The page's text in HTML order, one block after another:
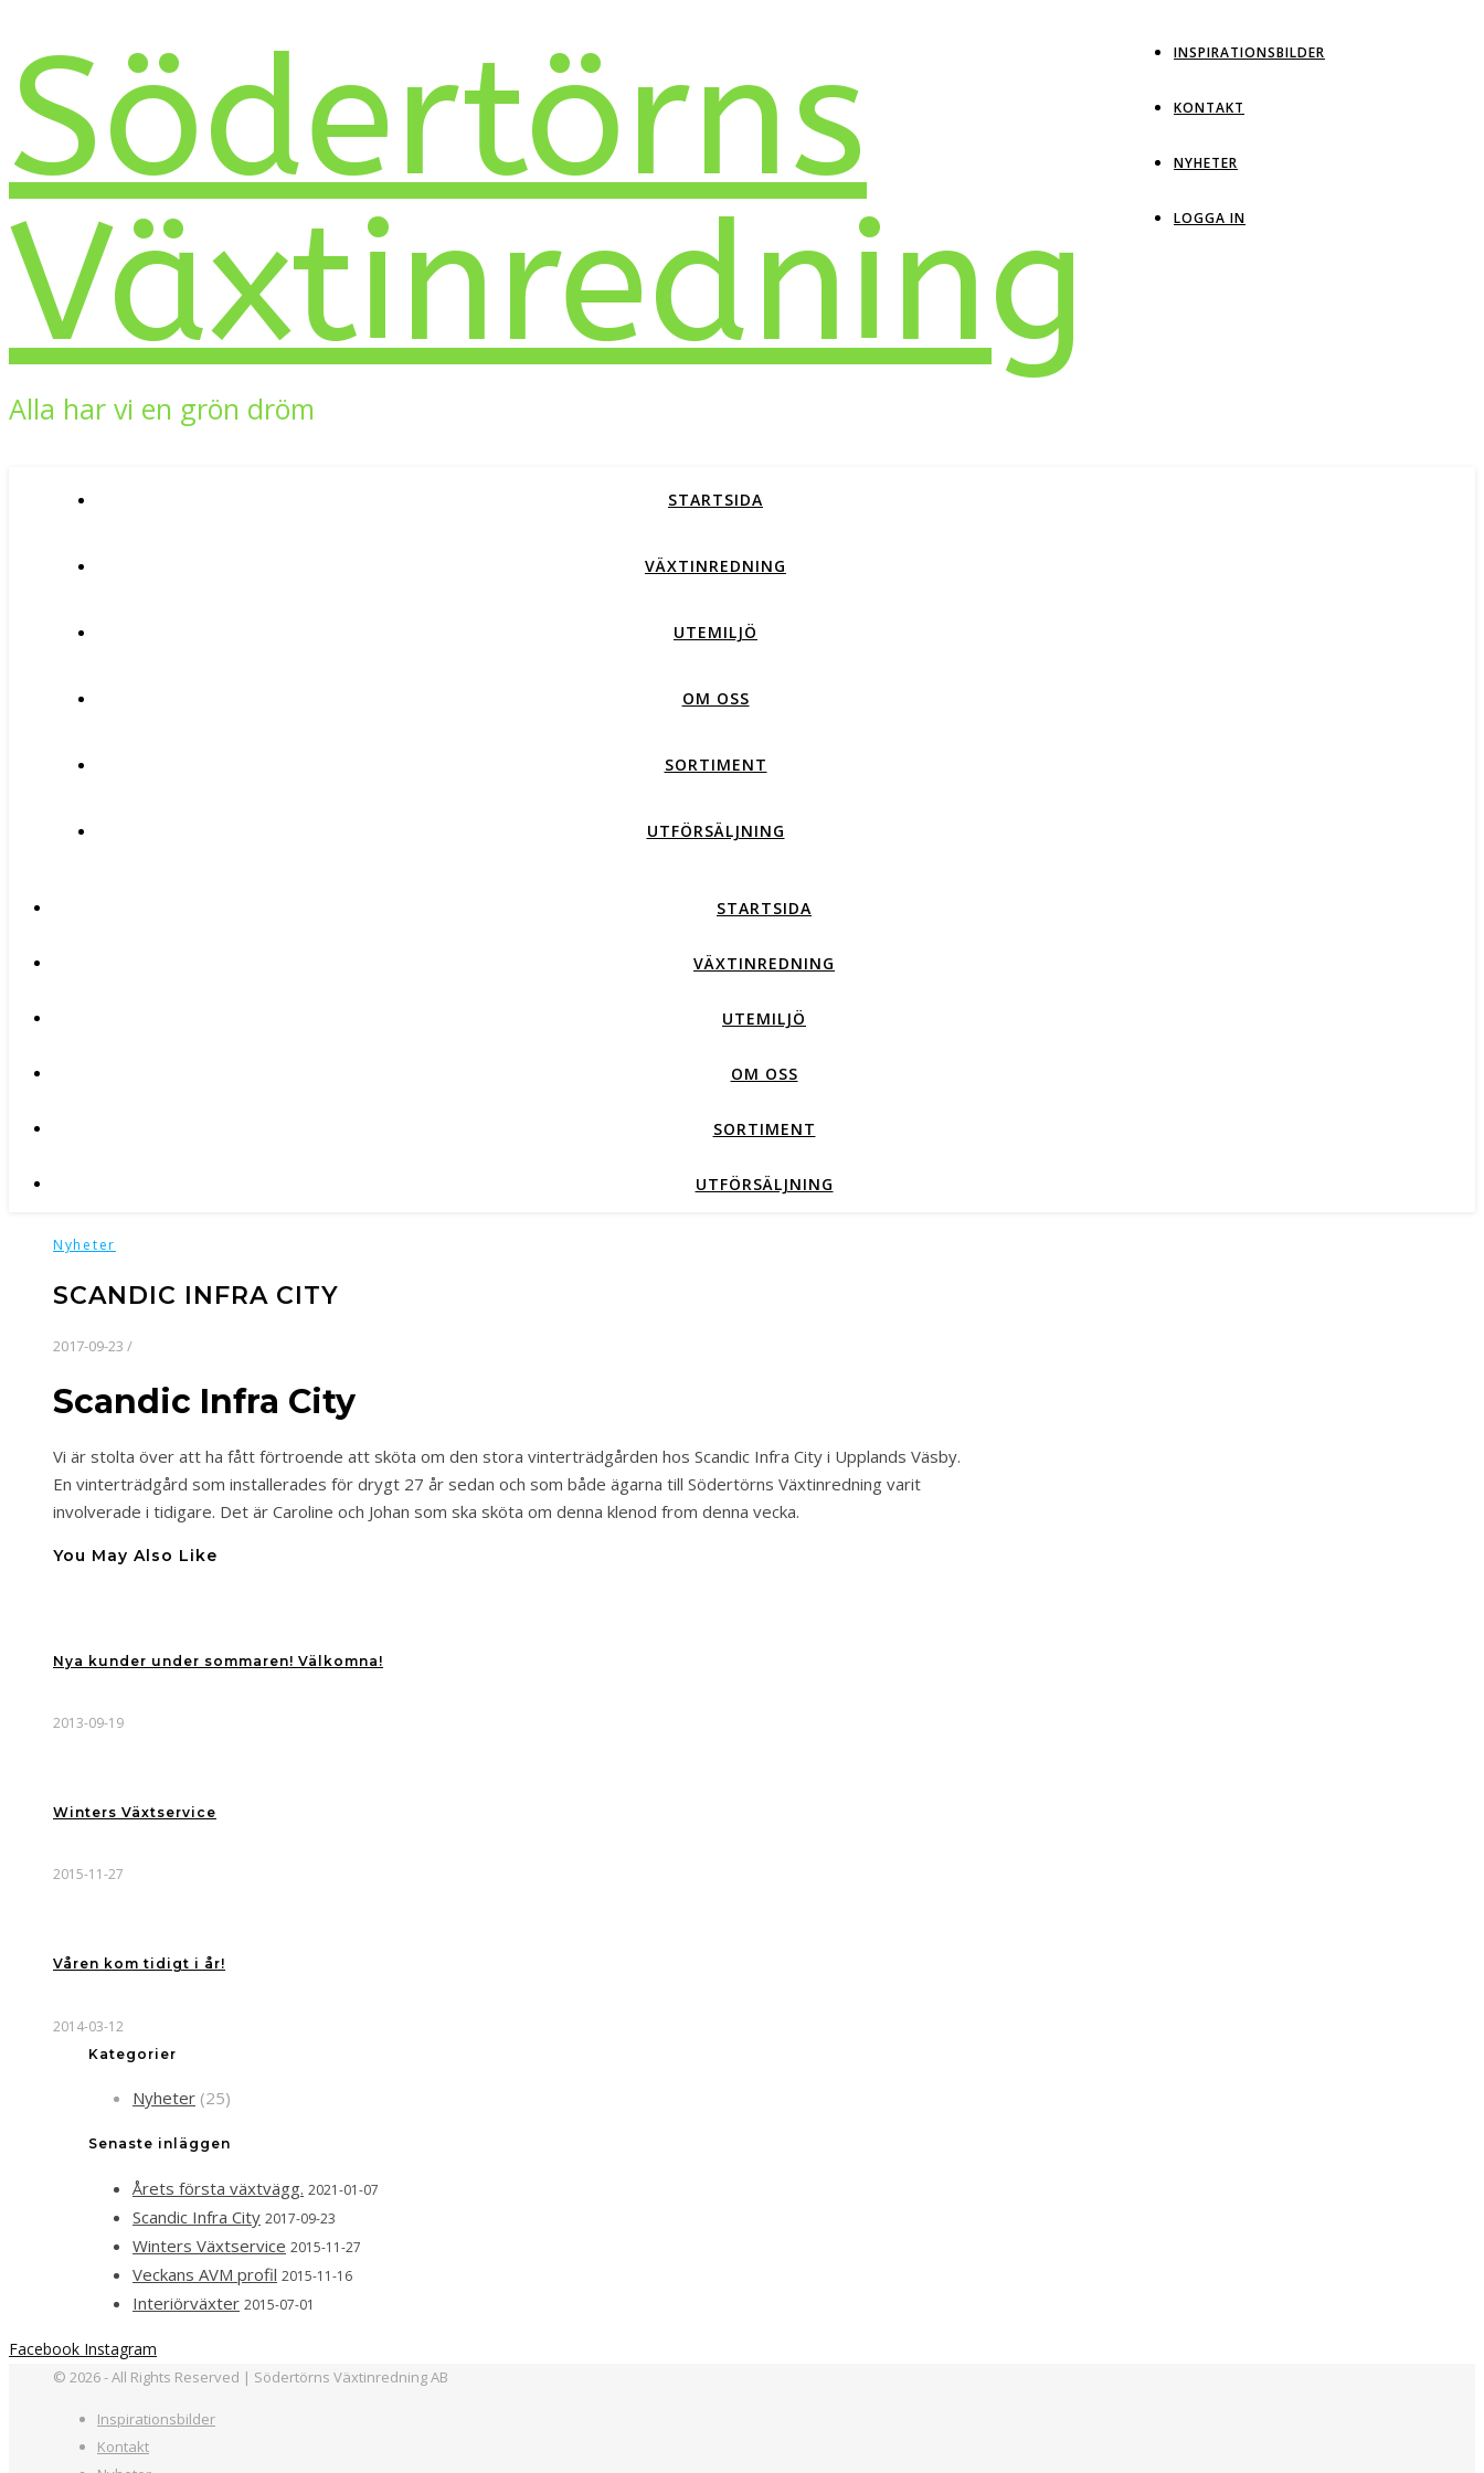
INSPIRATIONSBILDER
KONTAKT
NYHETER
LOGGA IN
Södertörns
Växtinredning
Alla har vi en grön dröm
STARTSIDA
VÄXTINREDNING
UTEMILJÖ
OM OSS
SORTIMENT
UTFÖRSÄLJNING
STARTSIDA
VÄXTINREDNING
UTEMILJÖ
OM OSS
SORTIMENT
UTFÖRSÄLJNING
Nyheter
SCANDIC INFRA CITY
2017-09-23 /
Scandic Infra City
Vi är stolta över att ha fått förtroende att sköta om den stora vinterträdgården hos Scandic Infra City i Upplands Väsby.
En vinterträdgård som installerades för drygt 27 år sedan och som både ägarna till Södertörns Växtinredning varit
involverade i tidigare. Det är Caroline och Johan som ska sköta om denna klenod from denna vecka.
You May Also Like
Nya kunder under sommaren! Välkomna!
2013-09-19
Winters Växtservice
2015-11-27
Våren kom tidigt i år!
2014-03-12
Kategorier
Nyheter (25)
Senaste inläggen
Årets första växtvägg. 2021-01-07
Scandic Infra City 2017-09-23
Winters Växtservice 2015-11-27
Veckans AVM profil 2015-11-16
Interiörväxter 2015-07-01
Facebook Instagram
© 2026 - All Rights Reserved | Södertörns Växtinredning AB
Inspirationsbilder
Kontakt